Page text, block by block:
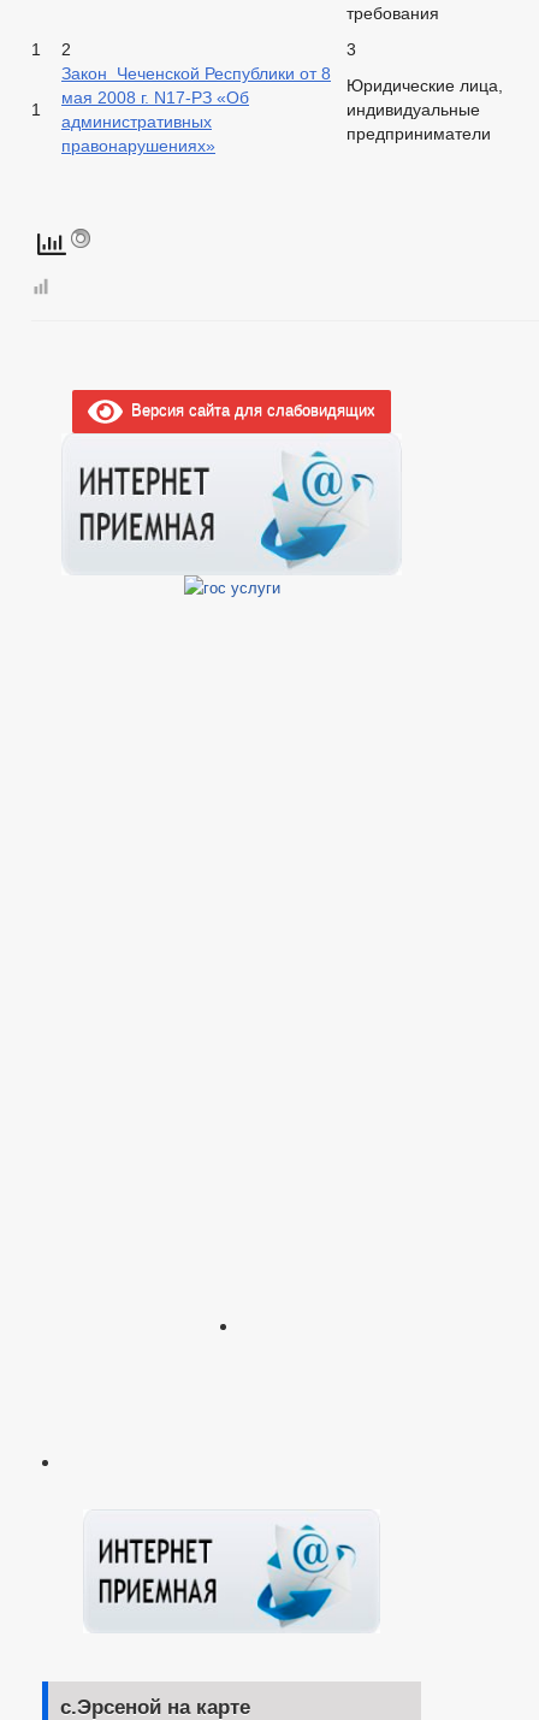
требования
1
2 3
1
Закон Чеченской Республики от 8
мая 2008 г. N17-РЗ «Об
административных
правонарушениях»
Юридические лица,
индивидуальные
предприниматели
Версия сайта для слабовидящих
с.Эрсеной на карте